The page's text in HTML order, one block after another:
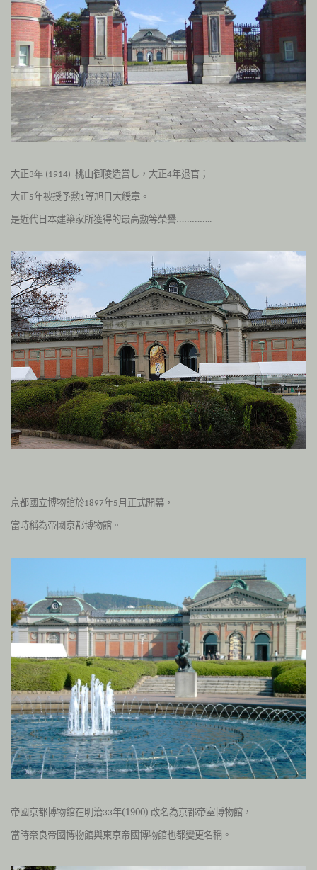
大正3年 (1914) 桃山御陵造営し，大正4年退官；
大正5年被授予勲1等旭日大綬章。
是近代日本建築家所獲得的最高勲等榮譽…………..
京都國立博物館於1897年5月正式開幕，
當時稱為帝國京都博物館 。
帝國京都博物館在明治33年(1900) 改名為京都帝室博物館，
當時奈良帝國博物館與東京帝國博物館也都變更名稱。